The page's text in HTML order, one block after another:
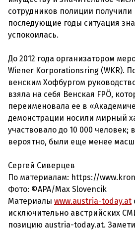
сотрудников полиции
последующие годы ситуация
успокоилась.
До 2012 года организатором
Wiener Korporationsring (WKR).
венским Хофбургом
взяла на себя Венская FPÖ,
переименовала ее в
демонстрации носили мирный
участвовало до 10 000 человек;
вероятно, были еще менее
Сергей Сиверцев
По материалам: https://
Фото: ©APA/Max Slovencik
Материалы www.austria-today.at
исключительно австрийских
позицию austria-today.at.